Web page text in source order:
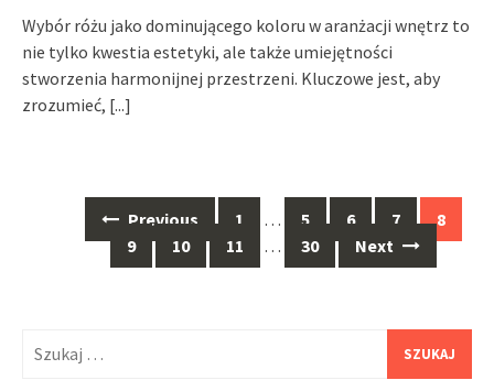
Wybór różu jako dominującego koloru w aranżacji wnętrz to
nie tylko kwestia estetyki, ale także umiejętności
stworzenia harmonijnej przestrzeni. Kluczowe jest, aby
zrozumieć, [...]
navigation
Previous 1 … 5 6 7
8
9
10 11 … 30 Next